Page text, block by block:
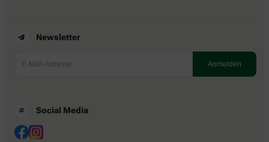
Newsletter
Social Media